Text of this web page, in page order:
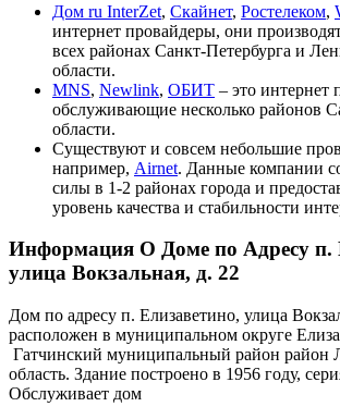
Дом ru InterZet, Скайнет, Ростелеком,
интернет провайдеры, они
всех районах Санкт-Петербурга и
области.
MNS, Newlink, ОБИТ – это интернет
обслуживающие несколько районов
области.
Существуют и совсем небольшие
например, Airnet. Данные компании
силы в 1-2 районах города и
уровень качества и стабильности
Информация О Доме по Адресу п.
улица Вокзальная, д. 22
Дом по адресу п. Елизаветино, улица
расположен в муниципальном округе
Гатчинский муниципальный район район
область. Здание построено в 1956 году,
Обслуживает дом